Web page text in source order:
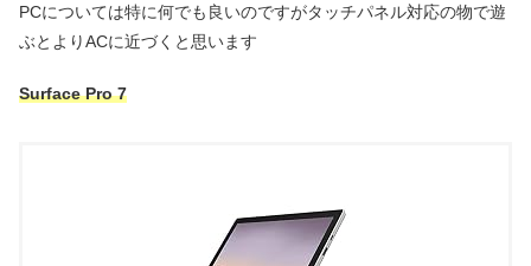
PCについては特に何でも良いのですがタッチパネル対応の物で遊
ぶとよりACに近づくと思います
Surface Pro 7